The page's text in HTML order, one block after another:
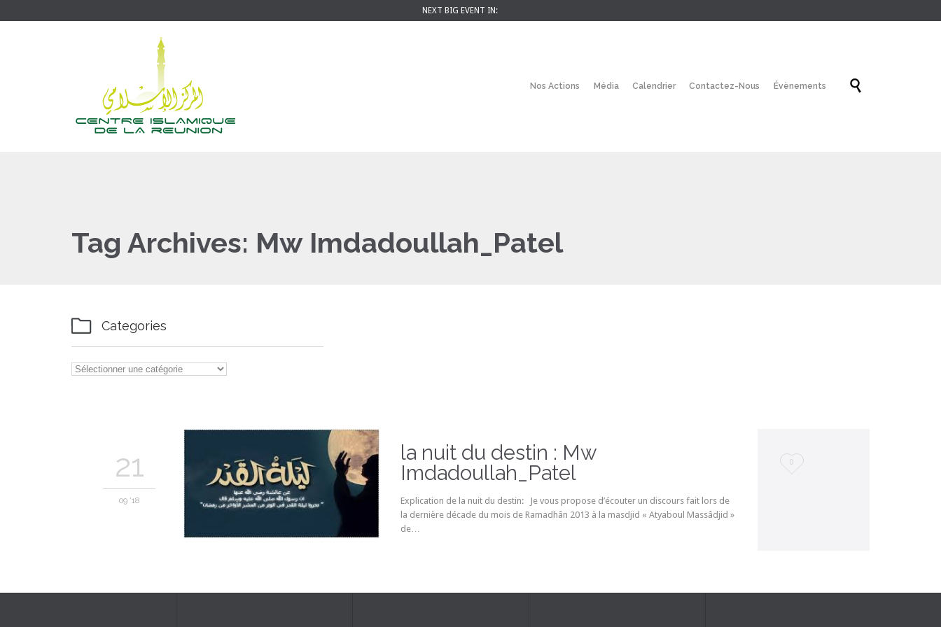
NEXT BIG EVENT IN:
Nos Actions Média Calendrier Contactez-Nous Évènements 
Tag Archives: Mw Imdadoullah_Patel
 Categories

21
09 '18
la nuit du destin : Mw
Imdadoullah_Patel
Explication de la nuit du destin: Je vous propose d’écouter un discours fait lors de
la dernière décade du mois de Ramadhân 2013 à la masdjid « Atyaboul Massâdjid »
de…
Love
0